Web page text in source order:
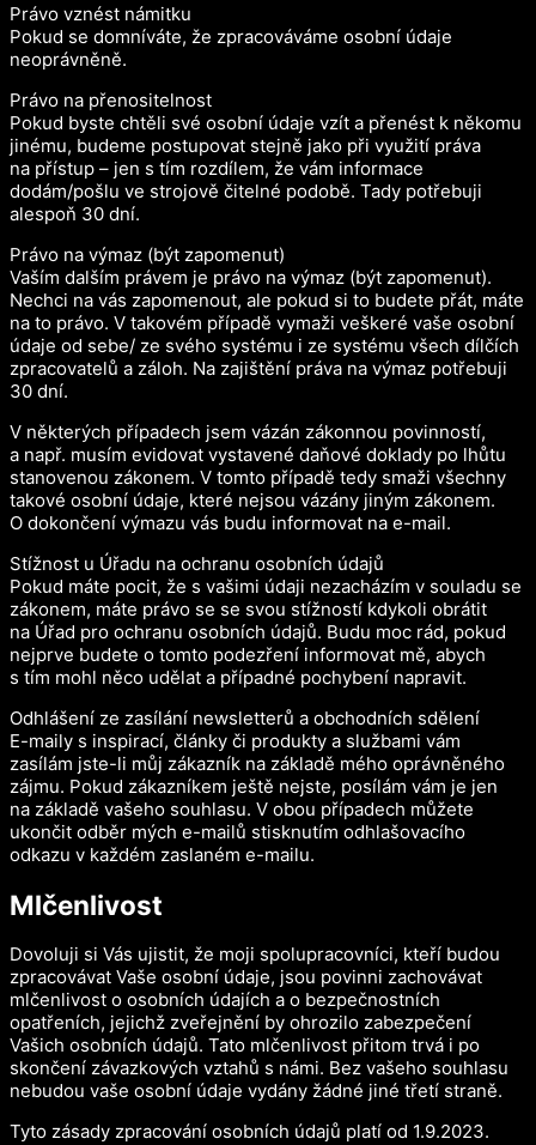
Právo vznést námitku
Pokud se domníváte, že zpracováváme osobní údaje
neoprávněně.
Právo na přenositelnost
Pokud byste chtěli své osobní údaje vzít a přenést k někomu
jinému, budeme postupovat stejně jako při využití práva
na přístup – jen s tím rozdílem, že vám informace
dodám/pošlu ve strojově čitelné podobě. Tady potřebuji
alespoň 30 dní.
Právo na výmaz (být zapomenut)
Vaším dalším právem je právo na výmaz (být zapomenut).
Nechci na vás zapomenout, ale pokud si to budete přát, máte
na to právo. V takovém případě vymaži veškeré vaše osobní
údaje od sebe/ ze svého systému i ze systému všech dílčích
zpracovatelů a záloh. Na zajištění práva na výmaz potřebuji
30 dní.
V některých případech jsem vázán zákonnou povinností,
a např. musím evidovat vystavené daňové doklady po lhůtu
stanovenou zákonem. V tomto případě tedy smaži všechny
takové osobní údaje, které nejsou vázány jiným zákonem.
O dokončení výmazu vás budu informovat na e-mail.
Stížnost u Úřadu na ochranu osobních údajů
Pokud máte pocit, že s vašimi údaji nezacházím v souladu se
zákonem, máte právo se se svou stížností kdykoli obrátit
na Úřad pro ochranu osobních údajů. Budu moc rád, pokud
nejprve budete o tomto podezření informovat mě, abych
s tím mohl něco udělat a případné pochybení napravit.
Odhlášení ze zasílání newsletterů a obchodních sdělení
E-maily s inspirací, články či produkty a službami vám
zasílám jste-li můj zákazník na základě mého oprávněného
zájmu. Pokud zákazníkem ještě nejste, posílám vám je jen
na základě vašeho souhlasu. V obou případech můžete
ukončit odběr mých e-mailů stisknutím odhlašovacího
odkazu v každém zaslaném e-mailu.
Mlčenlivost
Dovoluji si Vás ujistit, že moji spolupracovníci, kteří budou
zpracovávat Vaše osobní údaje, jsou povinni zachovávat
mlčenlivost o osobních údajích a o bezpečnostních
opatřeních, jejichž zveřejnění by ohrozilo zabezpečení
Vašich osobních údajů. Tato mlčenlivost přitom trvá i po
skončení závazkových vztahů s námi. Bez vašeho souhlasu
nebudou vaše osobní údaje vydány žádné jiné třetí straně.
Tyto zásady zpracování osobních údajů platí od 1.9.2023.